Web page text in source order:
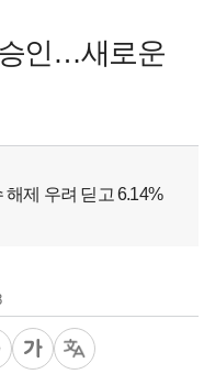
인…새로운
해제 우려 딛고 6.14%